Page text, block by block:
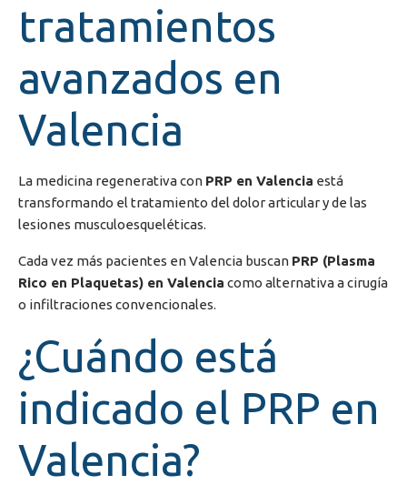
tratamientos
avanzados en
Valencia
La medicina regenerativa con PRP en Valencia está
transformando el tratamiento del dolor articular y de las
lesiones musculoesqueléticas.
Cada vez más pacientes enValencia buscan PRP (Plasma
Rico en Plaquetas) en Valencia como alternativa a cirugía
o infiltraciones convencionales.
¿Cuándo está
indicado el PRP en
Valencia?